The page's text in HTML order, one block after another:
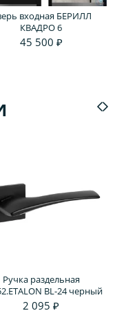
входная БЕРИЛЛ
КВАДРО 6
45 500 ₽
Ручка раздельная
BL-24 черный
2 095 ₽